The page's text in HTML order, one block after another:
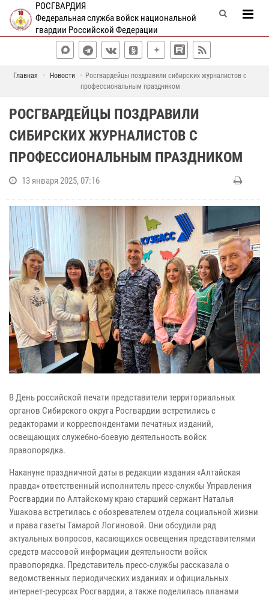
РОСГВАРДИЯ
Федеральная служба войск национальной
гвардии Российской Федерации
Главная Новости
Росгвардейцы поздравили сибирских журналистов с
профессиональным праздником
РОСГВАРДЕЙЦЫ ПОЗДРАВИЛИ
СИБИРСКИХ ЖУРНАЛИСТОВ С
ПРОФЕССИОНАЛЬНЫМ ПРАЗДНИКОМ
13 января 2025, 07:16
В День российской печати представители территориальных
органов Сибирского округа Росгвардии встретились с
редакторами и корреспондентами печатных изданий,
освещающих служебно-боевую деятельность войск
правопорядка.
Накануне праздничной даты в редакции издания «Алтайская
правда» ответственный исполнитель пресс-службы Управления
Росгвардии по Алтайскому краю старший сержант Наталья
Ушакова встретилась с обозревателем отдела социальной жизни
и права газеты Тамарой Логиновой. Они обсудили ряд
актуальных вопросов, касающихся освещения представителями
средств массовой информации деятельности войск
правопорядка. Представитель пресс-службы рассказала о
ведомственных периодических изданиях и официальных
интернет-ресурсах Росгвардии, а также поделилась планами